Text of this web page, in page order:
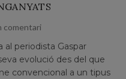
comentari
periodista Gaspar
evolució des del que
convencional a un tipus